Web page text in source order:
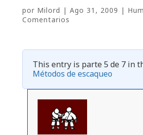
por Milord | Ago 31, 2009 |
Comentarios
This entry is parte 5 de 7 in
Métodos de escaqueo